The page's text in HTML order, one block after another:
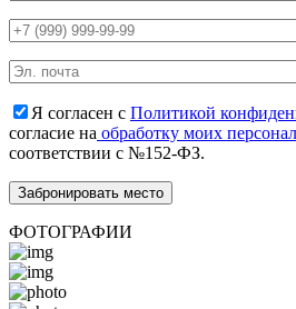
Я согласен с Политикой
согласие на обработку моих
соответствии с №152-ФЗ.
ФОТОГРАФИИ